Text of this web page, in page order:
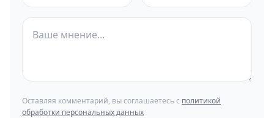
Оставляя комментарий, вы соглашаетесь с политикой
обработки персональных данных